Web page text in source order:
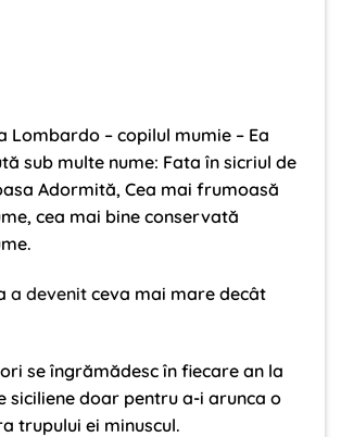
Lombardo – copilul mumie – Ea
sub multe nume: Fata în sicriul de
Adormită, Cea mai frumoasă
cea mai bine conservată
a devenit ceva mai mare decât
se îngrămădesc în fiecare an la
siciliene doar pentru a-i arunca o
trupului ei minuscul.